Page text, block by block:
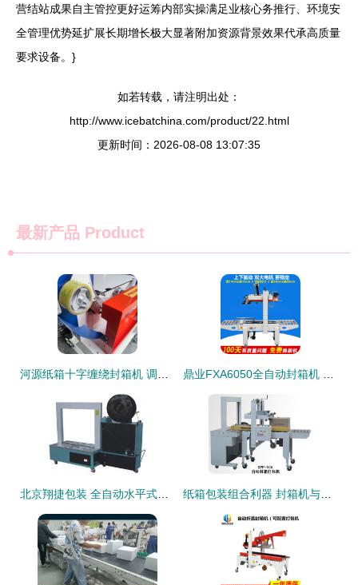
营结站成果自主管控更好运筹内部实操满足业核心务推行、环境安
全管理优势延扩展长期增长极大显著附加资源背景效果代承高质量
要求设备。}
如若转载，请注明出处：
http://www.icebatchina.com/product/22.html
更新时间：2026-08-08 13:07:35
最新产品 Product